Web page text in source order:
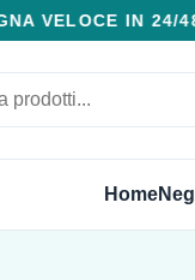
COSTI
VELOCE IN 24/48
Home